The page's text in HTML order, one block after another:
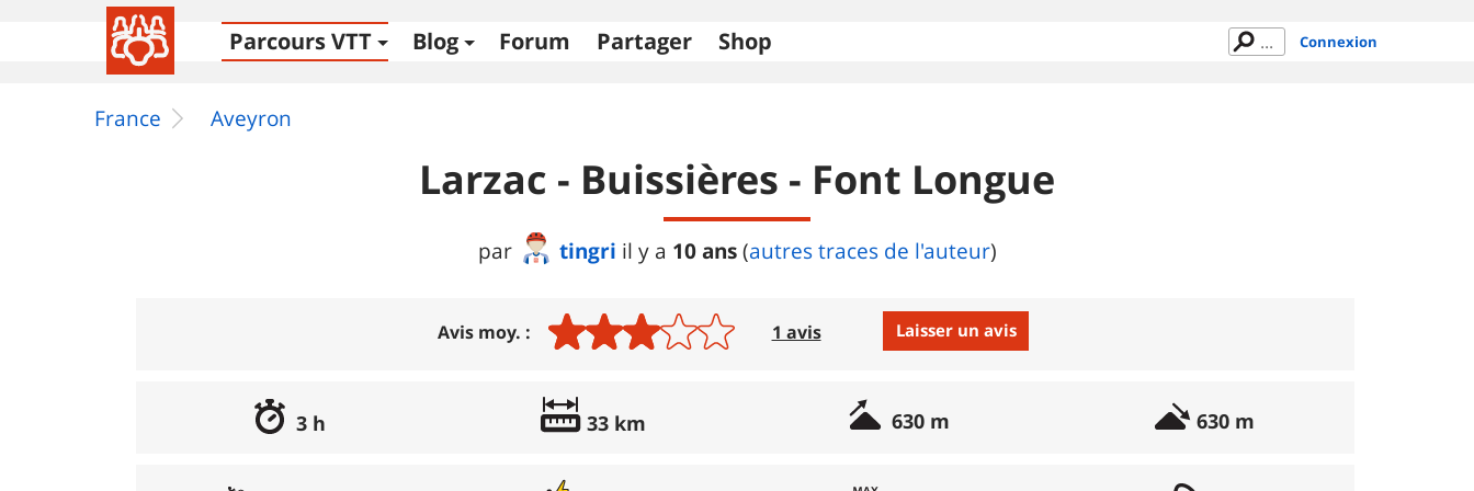
Parcours VTT Blog Forum Partager Shop Connexion
France Aveyron
Larzac - Buissières - Font Longue
par tingri il y a 10 ans (autres traces de l'auteur)
Avis moy. : 1 avis Laisser un avis
3 h 33 km 630 m 630 m